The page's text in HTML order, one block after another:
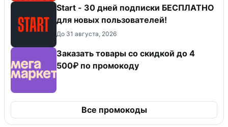
Start - 30 дней подписки БЕСПЛАТНО
для новых пользователей!
До 31 августа, 2026
Заказать товары со скидкой до 4
500₽ по промокоду
Все промокоды